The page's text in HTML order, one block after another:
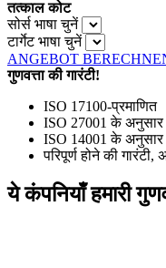
तत्काल कोट
सोर्स भाषा चुनें
टार्गेट भाषा चुनें
ANGEBOT
गुणवत्ता की गारंटी!
ISO 17100-प्रमाणित
ISO 27001 के अनुसार
ISO 14001 के अनुसार
परिपूर्ण होने की
ये कंपनियाँ हमारी